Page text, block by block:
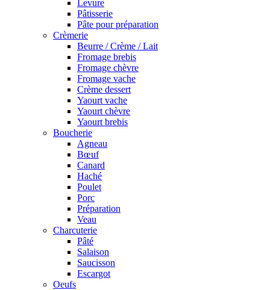
Levure
Pâtisserie
Pâte pour préparation
Crèmerie
Beurre / Crème / Lait
Fromage brebis
Fromage chèvre
Fromage vache
Crème dessert
Yaourt vache
Yaourt chèvre
Yaourt brebis
Boucherie
Agneau
Bœuf
Canard
Haché
Poulet
Porc
Préparation
Veau
Charcuterie
Pâté
Salaison
Saucisson
Escargot
Oeufs